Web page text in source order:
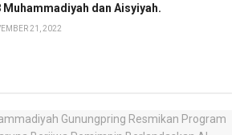
Muhammadiyah dan Aisyiyah.
21, 2022